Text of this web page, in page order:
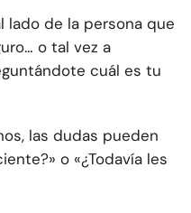
lado de la persona que
o tal vez a
cuál es tu
las dudas pueden
o «¿Todavía les